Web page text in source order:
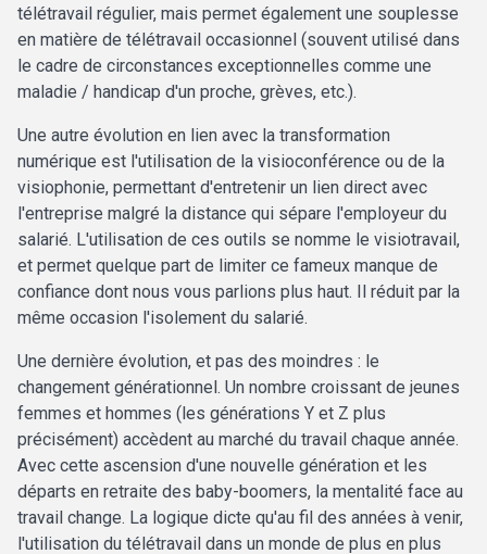
télétravail régulier, mais permet également une souplesse
en matière de télétravail occasionnel (souvent utilisé dans
le cadre de circonstances exceptionnelles comme une
maladie / handicap d'un proche, grèves, etc.).
Une autre évolution en lien avec la transformation
numérique est l'utilisation de la visioconférence ou de la
visiophonie, permettant d'entretenir un lien direct avec
l'entreprise malgré la distance qui sépare l'employeur du
salarié. L'utilisation de ces outils se nomme le visiotravail,
et permet quelque part de limiter ce fameux manque de
confiance dont nous vous parlions plus haut. Il réduit par la
même occasion l'isolement du salarié.
Une dernière évolution, et pas des moindres : le
changement générationnel. Un nombre croissant de jeunes
femmes et hommes (les générations Y et Z plus
précisément) accèdent au marché du travail chaque année.
Avec cette ascension d'une nouvelle génération et les
départs en retraite des baby-boomers, la mentalité face au
travail change. La logique dicte qu'au fil des années à venir,
l'utilisation du télétravail dans un monde de plus en plus